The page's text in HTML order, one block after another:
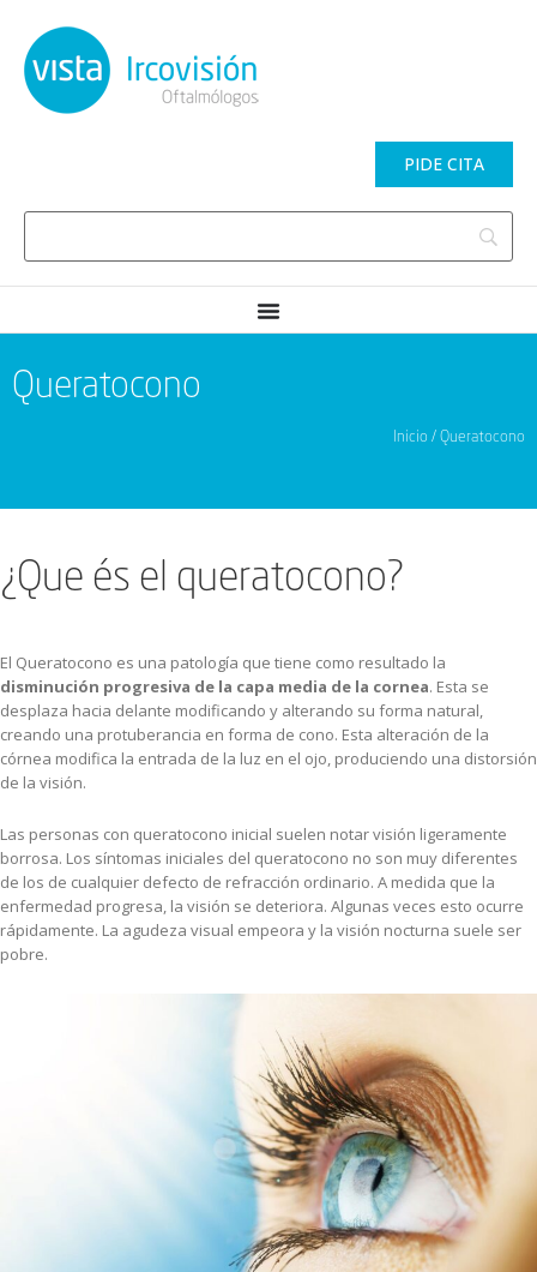
PIDE CITA
Queratocono
Inicio / Queratocono
¿Que és el queratocono?
El Queratocono es una patología que tiene como resultado la
disminución progresiva de la capa media de la cornea. Esta se
desplaza hacia delante modificando y alterando su forma natural,
creando una protuberancia en forma de cono. Esta alteración de la
córnea modifica la entrada de la luz en el ojo, produciendo una distorsión
de la visión.
Las personas con queratocono inicial suelen notar visión ligeramente
borrosa. Los síntomas iniciales del queratocono no son muy diferentes
de los de cualquier defecto de refracción ordinario. A medida que la
enfermedad progresa, la visión se deteriora. Algunas veces esto ocurre
rápidamente. La agudeza visual empeora y la visión nocturna suele ser
pobre.